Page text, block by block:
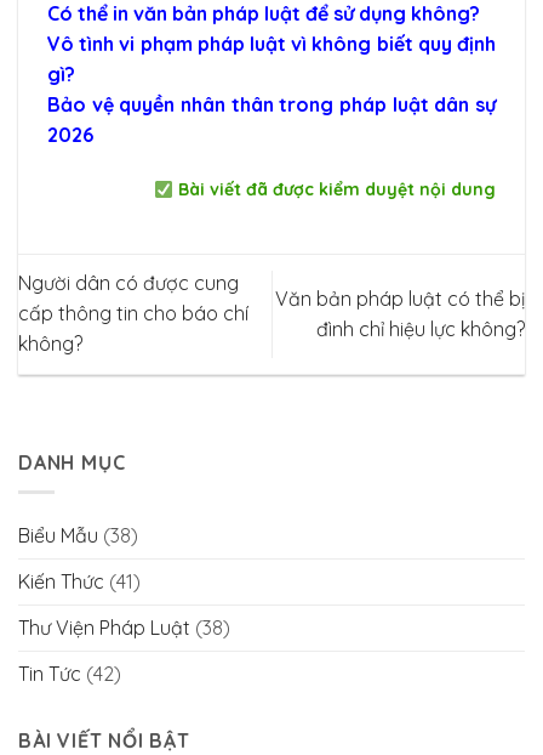
Có thể in văn bản pháp luật để sử dụng không?
Vô tình vi phạm pháp luật vì không biết quy định
gì?
Bảo vệ quyền nhân thân trong pháp luật dân sự
2026
Bài viết đã được kiểm duyệt nội dung
Người dân có được cung
cấp thông tin cho báo chí
không?
Văn bản pháp luật có thể bị
đình chỉ hiệu lực không?
DANH MỤC
Biểu Mẫu (38)
Kiến Thức (41)
Thư Viện Pháp Luật (38)
Tin Tức (42)
BÀI VIẾT NỔI BẬT